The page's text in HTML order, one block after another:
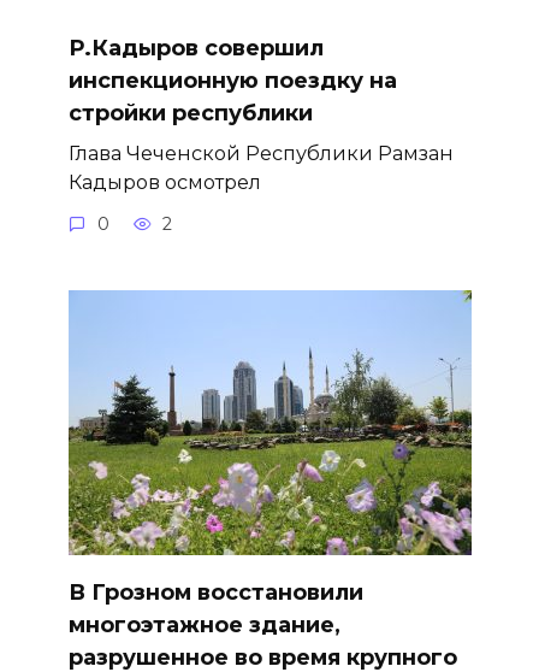
Р.Кадыров совершил
инспекционную поездку на
стройки республики
Глава Чеченской Республики Рамзан
Кадыров осмотрел
0 2
В Грозном восстановили
многоэтажное здание,
разрушенное во время крупного